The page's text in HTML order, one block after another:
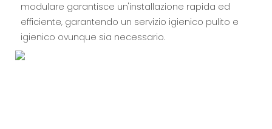
modulare garantisce un'installazione rapida ed
efficiente, garantendo un servizio igienico pulito e
igienico ovunque sia necessario.